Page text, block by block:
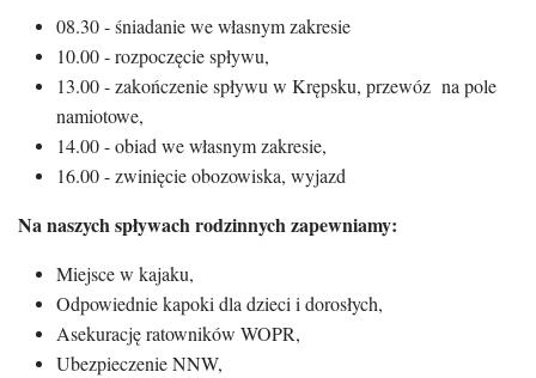
08.30 - śniadanie we własnym zakresie
10.00 - rozpoczęcie spływu,
13.00 - zakończenie spływu w Krępsku, przewóz na pole
namiotowe,
14.00 - obiad we własnym zakresie,
16.00 - zwinięcie obozowiska, wyjazd
Na naszych spływach rodzinnych zapewniamy:
Miejsce w kajaku,
Odpowiednie kapoki dla dzieci i dorosłych,
Asekurację ratowników WOPR,
Ubezpieczenie NNW,